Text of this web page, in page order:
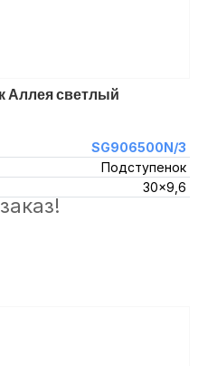
Аллея светлый
SG906500N/3
Подступенок
30x9,6